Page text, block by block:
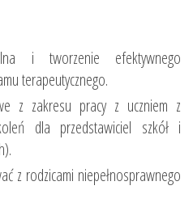
i tworzenie efektywnego
terapeutycznego.
z zakresu pracy z uczniem z
dla przedstawiciel szkół i
z rodzicami niepełnosprawnego